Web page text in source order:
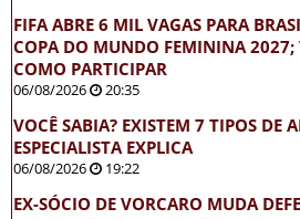
FIFA ABRE 6 MIL VAGAS PARA
COPA DO MUNDO FEMININA 2027;
COMO PARTICIPAR
06/08/2026 20:35
VOCÊ SABIA? EXISTEM 7 TIPOS DE
ESPECIALISTA EXPLICA
06/08/2026 19:22
EX-SÓCIO DE VORCARO MUDA